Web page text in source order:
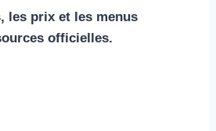
les prix et les menus
officielles.